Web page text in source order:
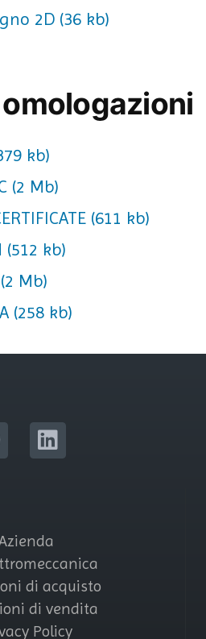
2D (36 kb)
kb)
(2 Mb)
(611 kb)
(512 kb)
Mb)
(258 kb)
di acquisto
di vendita
Policy